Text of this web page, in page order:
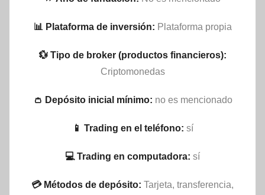
📊 Plataforma de inversión: Plataforma propia
💱 Tipo de broker (productos financieros):
Criptomonedas
👛 Depósito inicial mínimo: no es mencionado
📱 Trading en el teléfono: sí
💻 Trading en computadora: sí
💳 Métodos de depósito: Tarjeta, transferencia,